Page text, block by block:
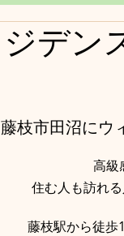
デン
藤枝市田沼にウ
高級
住む人も訪れ
藤枝駅から徒歩